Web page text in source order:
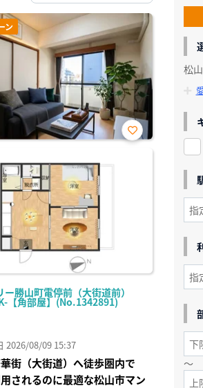
ン
ー勝山町電停前（大街道前）
【角部屋】(No.1342891)
お気
2026/08/09 15:37
街（大街道）へ徒歩圏内で
されるのに最適な松山市マン
松
～